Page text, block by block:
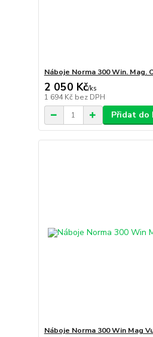
Náboje Norma 300 Win. Mag.
2 050 Kč/ks
1 694 Kč bez DPH
Přidat do
Náboje Norma 300 Win Mag